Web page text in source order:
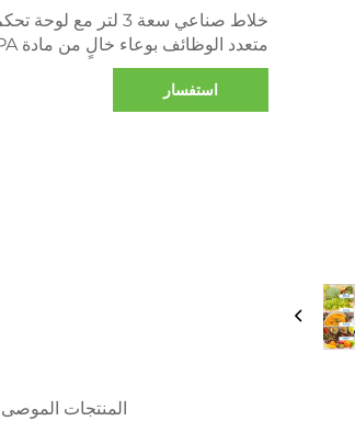
خلاط صناعي سعة 3
متعدد الوظائف بوعاء خالٍ من مادة BPA، وخاليٍ من السرعة العالية
استفسار
المنتجات الموصى